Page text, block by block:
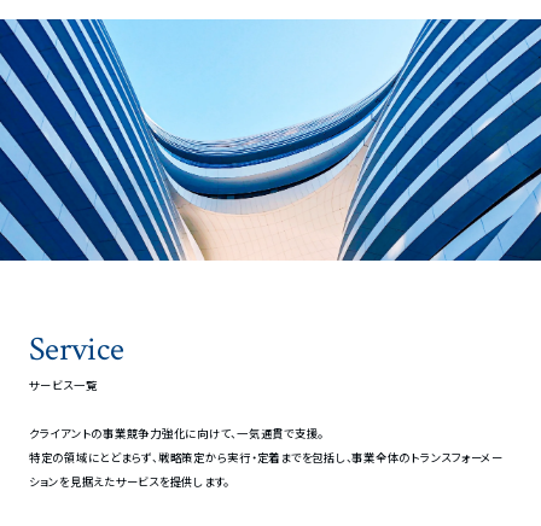
Service
サービス一覧
クライアントの事業競争力強化に向けて、一気通貫で支援。
特定の領域にとどまらず、戦略策定から実行・定着までを包括し、事業全体のトランスフォーメー
ションを見据えたサービスを提供します。